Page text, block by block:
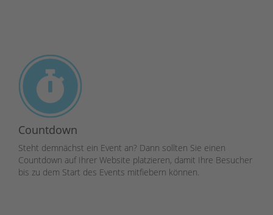
Countdown
Steht demnächst ein Event an? Dann sollten Sie einen
Countdown auf Ihrer Website platzieren, damit Ihre Besucher
bis zu dem Start des Events mitfiebern können.